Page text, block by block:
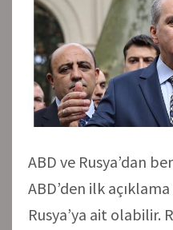
ABD ve Rusya’dan
ABD’den ilk
Rusya’ya ait olabilir.